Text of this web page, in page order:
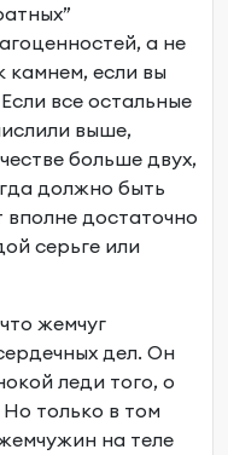
а не
камнем, если вы
все остальные
выше,
больше двух,
должно быть
достаточно
серьге или
жемчуг
дел. Он
леди того, о
только в том
на теле